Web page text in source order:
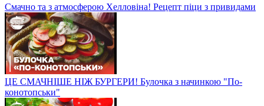
Смачно та з атмосферою Хелловіна! Рецепт піци з привидами
ЦЕ СМАЧНІШЕ НІЖ БУРГЕРИ! Булочка з начинкою "По-
конотопськи"